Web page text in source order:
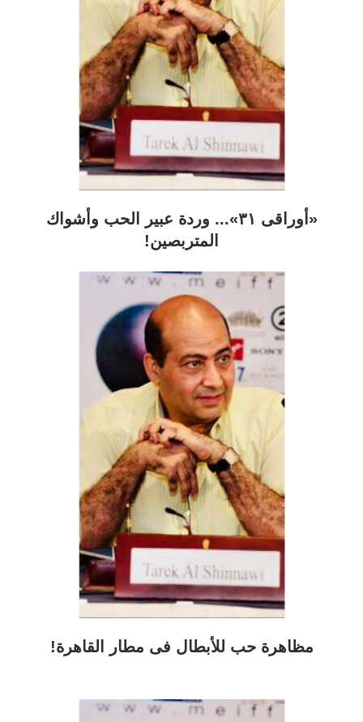
«أوراقى ٣١»... وردة عبير الحب وأشواك
المتربصين!
مظاهرة حب للأبطال فى مطار القاهرة!